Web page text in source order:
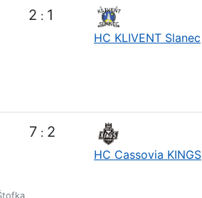
2 : 1
HC KLIVENT Slanec
7 : 2
HC Cassovia KINGS